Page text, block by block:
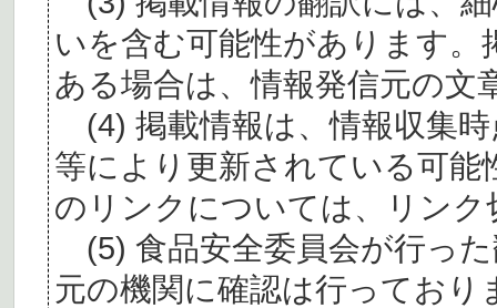
いを含む可能性があります。
ある場合は、情報発信元の文
(4) 掲載情報は、情報収集
等により更新されている可
のリンクについては、リン
(5) 食品安全委員会が行っ
元の機関に確認は行っており